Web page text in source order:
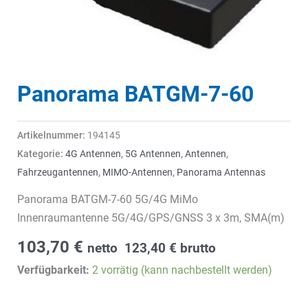
Panorama BATGM-7-60
Artikelnummer: 194145
Kategorie: 4G Antennen, 5G Antennen,Antennen,
Fahrzeugantennen, MIMO-Antennen, Panorama Antennas
Panorama BATGM-7-60 5G/4G MiMo
Innenraumantenne 5G/4G/GPS/GNSS 3 x 3m, SMA(m)
103,70 € netto 123,40 € brutto
Verfügbarkeit: 2 vorrätig (kann nachbestellt werden)